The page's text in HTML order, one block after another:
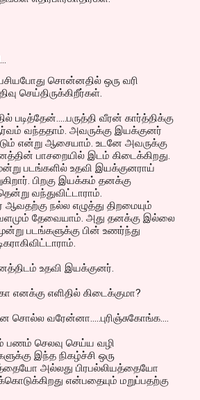
சொன்னதில் ஒரு வரி
செய்திருக்கிறீர்கள்.
படித்தேன்.....பருத்தி வீரன் கார்த்திக்கு
வந்ததாம். அவருக்கு இயக்குனர்
என்று ஆசையாம். உடனே அவருக்கு
பாசறையில் இடம் கிடைக்கிறது.
படங்களில் உதவி இயக்குனராய்
பிறகு இயக்கம் தனக்கு
வந்துவிட்டாராம்.
நல்ல எழுத்து திறமையும்
தேவையாம். அது தனக்கு இல்லை
படங்களுக்கு பின் உணர்ந்து
உதவி இயக்குனர்.
எனக்கு எளிதில் கிடைக்குமா?
சொல்ல வரேன்னா.....புரிஞ்சுகோங்க....
பணம் செலவு செய்ய வழி
இந்த நிகழ்ச்சி ஒரு
அல்லது பிரபல்லியத்தையோ
என்பதையும் மறுப்பதற்கு